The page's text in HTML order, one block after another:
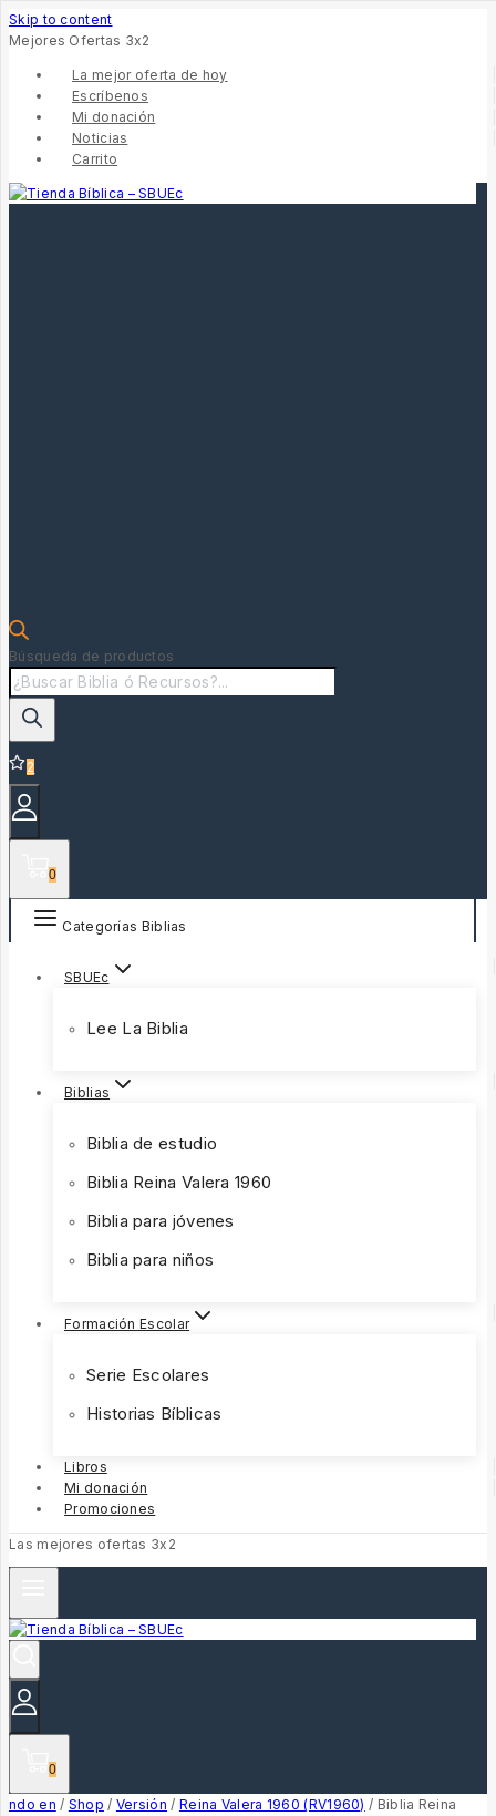
Skip to content
Mejores Ofertas 3x2
La mejor oferta de hoy
Escríbenos
Mi donación
Noticias
Carrito
Búsqueda de productos
2
0
Categorías Biblias
SBUEc
Lee La Biblia
Biblias
Biblia de estudio
Biblia Reina Valera 1960
Biblia para jóvenes
Biblia para niños
Formación Escolar
Serie Escolares
Historias Bíblicas
Libros
Mi donación
Promociones
Las mejores ofertas 3x2
0
ndo en / Shop / Versión / Reina Valera 1960 (RV1960) / Biblia Reina